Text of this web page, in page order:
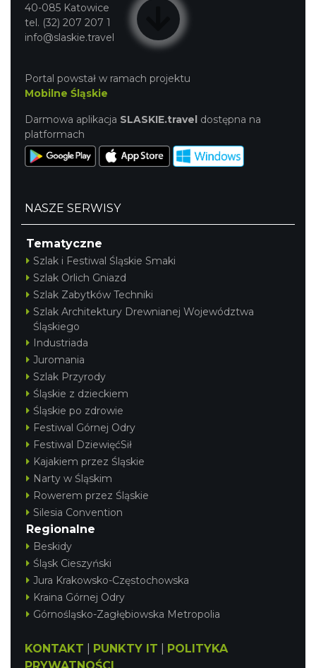
40-085 Katowice
tel. (32) 207 207 1
info@slaskie.travel
Portal powstał w ramach projektu
Mobilne Śląskie
Darmowa aplikacja SLASKIE.travel dostępna na
platformach
NASZE SERWISY
Tematyczne
Szlak i Festiwal Śląskie Smaki
Szlak Orlich Gniazd
Szlak Zabytków Techniki
Szlak Architektury Drewnianej Województwa
Śląskiego
Industriada
Juromania
Szlak Przyrody
Śląskie z dzieckiem
Śląskie po zdrowie
Festiwal Górnej Odry
Festiwal DziewięćSił
Kajakiem przez Śląskie
Narty w Śląskim
Rowerem przez Śląskie
Silesia Convention
Regionalne
Beskidy
Śląsk Cieszyński
Jura Krakowsko-Częstochowska
Kraina Górnej Odry
Górnośląsko-Zagłębiowska Metropolia
KONTAKT PUNKTY IT
POLITYKA